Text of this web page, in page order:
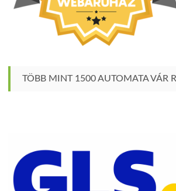
TÖBB MINT 1500 AUTOMATA VÁR